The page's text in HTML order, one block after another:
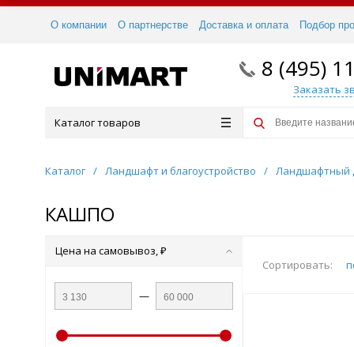
О компании О партнерстве Доставка и оплата Подбор
8 (495)
Заказать
Каталог товаров
Каталог / Ландшафт и благоустройство / Ландшафтный
КАШПО
Сортировать:
Цена на самовывоз, ₽
—